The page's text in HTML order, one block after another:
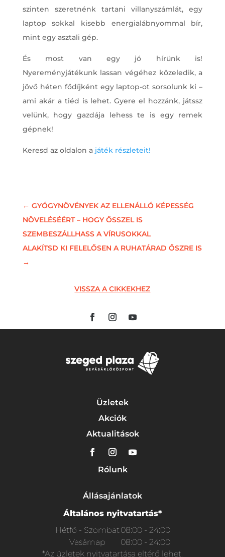
szinten szeretnénk tartani villanyszámlát, egy
laptop sokkal kisebb energialábnyommal bír,
mint egy asztali gép.
És most van egy jó hírünk is!
Nyereményjátékunk lassan végéhez közeledik, a
jövő héten fődíjként egy laptop-ot sorsolunk ki –
ami akár a tiéd is lehet. Gyere el hozzánk, játssz
velünk, hogy gazdája lehess te is egy remek
gépnek!
Keresd az oldalon a játék részleteit!
← GYÓGYNÖVÉNYEK AZ ELLENÁLLÓ KÉPESSÉG
NÖVELÉSÉÉRT – HOGY ŐSSZEL IS
SZEMBESZÁLLHASS A VÍRUSOKKAL
ALAKÍTSD KI FELELŐSEN A RUHATÁRAD ŐSZRE IS
→
VISSZA A CIKKEKHEZ
Üzletek
Akciók
Aktualitások
Rólunk
Állásajánlatok
Általános nyitvatartás*
Hétfő - Szombat 08:00 - 24:00
Vasárnap
08:00 - 24:00
*Az üzletek nyitvatartása eltérő lehet.